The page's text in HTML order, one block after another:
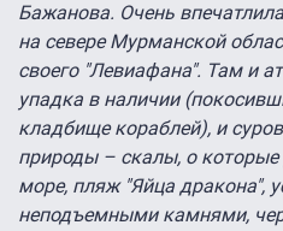
Бажанова. Очень
на севере Мурманской
своего "Левиафана". Там и
упадка в наличии
кладбище кораблей), и
природы – скалы, о которые
море, пляж "Яйца дракона",
неподъемными камнями,